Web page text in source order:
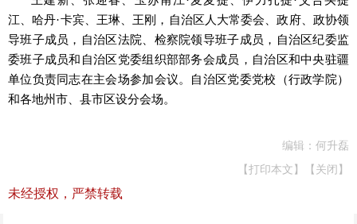
江、哈丹·卡宾、王琳、王刚，自治区人大常委会、政府、政协领
导班子成员，自治区法院、检察院领导班子成员，自治区纪委监
委班子成员和自治区党委组织部部务会成员，自治区和中央驻疆
单位负责同志在主会场参加会议。自治区党委党校（行政学院）
和各地州市、县市区设分会场。
编辑：何升磊
【打印本文】
【关闭】
未经授权，严禁转载